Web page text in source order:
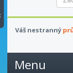
Váš nestranný
Menu